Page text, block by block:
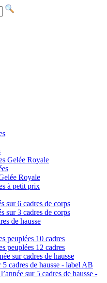
Gelée Royale
Royale
à petit prix
sur 6 cadres de corps
sur 3 cadres de corps
de hausse
peuplées 10 cadres
peuplées 12 cadres
sur cadres de hausse
cadres de hausse - label AB
sur 5 cadres de hausse -